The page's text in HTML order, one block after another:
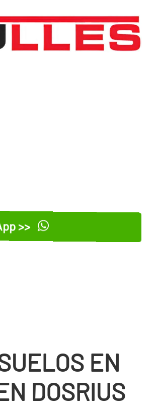
>>
EN
DOSRIUS